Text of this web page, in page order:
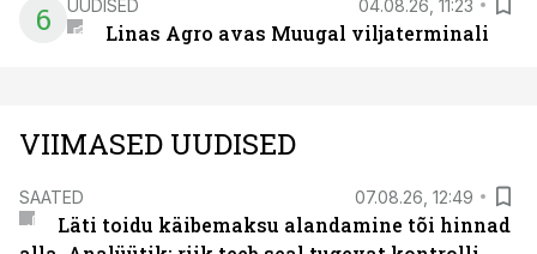
6 UUDISED 04.08.26, 11:23
Linas Agro avas Muugal viljaterminali
VIIMASED UUDISED
SAATED 07.08.26, 12:49
Läti toidu käibemaksu alandamine tõi hinnad